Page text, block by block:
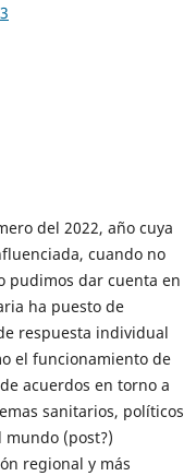
del 2022, año cuya
cuando no
pudimos dar cuenta en
ha puesto de
respuesta individual
el funcionamiento de
acuerdos en torno a
sanitarios, políticos
mundo (post?)
regional y más